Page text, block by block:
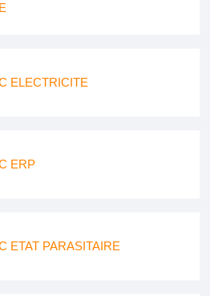
ELECTRICITE
ERP
ETAT PARASITAIRE